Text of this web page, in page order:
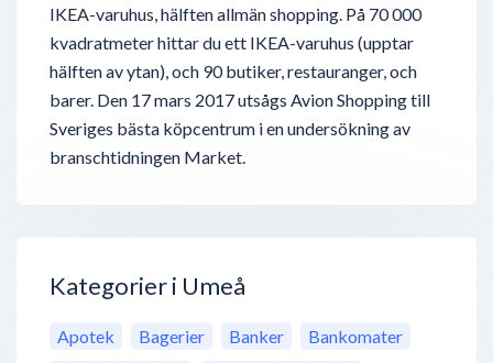
IKEA-varuhus, hälften allmän shopping. På 70 000
kvadratmeter hittar du ett IKEA-varuhus (upptar
hälften av ytan), och 90 butiker, restauranger, och
barer. Den 17 mars 2017 utsågs Avion Shopping till
Sveriges bästa köpcentrum i en undersökning av
branschtidningen Market.
Kategorier i Umeå
Apotek Bagerier Banker
Bankomater